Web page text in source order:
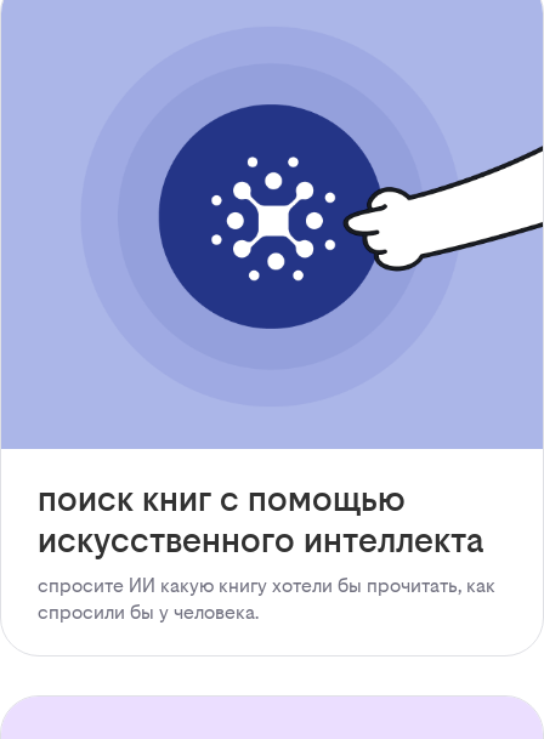
поиск книг с помощью
искусственного интеллекта
спросите ИИ какую книгу хотели бы прочитать, как
спросили бы у человека.